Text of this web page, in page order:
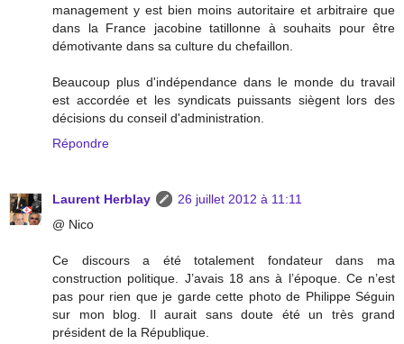
management y est bien moins autoritaire et arbitraire que
dans la France jacobine tatillonne à souhaits pour être
démotivante dans sa culture du chefaillon.
Beaucoup plus d'indépendance dans le monde du travail
est accordée et les syndicats puissants siègent lors des
décisions du conseil d'administration.
Répondre
Laurent Herblay
26 juillet 2012 à 11:11
@ Nico
Ce discours a été totalement fondateur dans ma
construction politique. J’avais 18 ans à l’époque. Ce n’est
pas pour rien que je garde cette photo de Philippe Séguin
sur mon blog. Il aurait sans doute été un très grand
président de la République.